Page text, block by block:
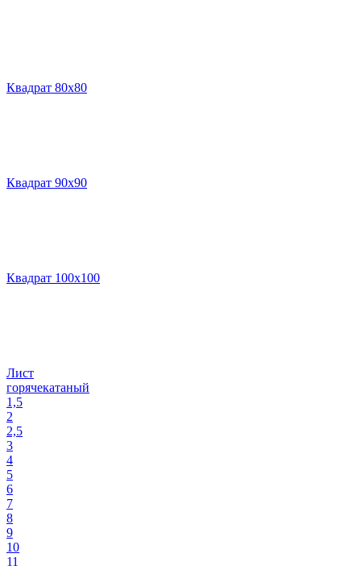
Квадрат 80х80
Квадрат 90х90
Квадрат 100х100
Лист
горячекатаный
1,5
2
2,5
3
4
5
6
7
8
9
10
11